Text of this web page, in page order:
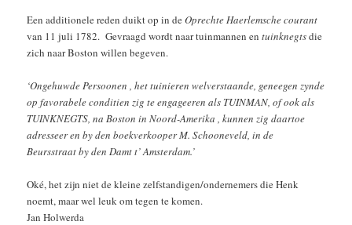
Een additionele reden duikt op in deOprechte Haerlemsche courant
van 11 juli 1782. Gevraagd wordt naar tuinmannen entuinknegtsdie
zich naar Boston willen begeven.
‘Ongehuwde Persoonen , het tuinieren welverstaande, geneegen zynde
op favorabele conditien zig te engageeren als TUINMAN, of ook als
TUINKNEGTS, na Boston in Noord-Amerika , kunnen zig daartoe
adresseer en by den boekverkooper M. Schooneveld, in de
Beursstraat by den Damt t’ Amsterdam.’
Oké, het zijn niet de kleine zelfstandigen/ondernemers die Henk
noemt, maar wel leuk om tegen te komen.
Jan Holwerda